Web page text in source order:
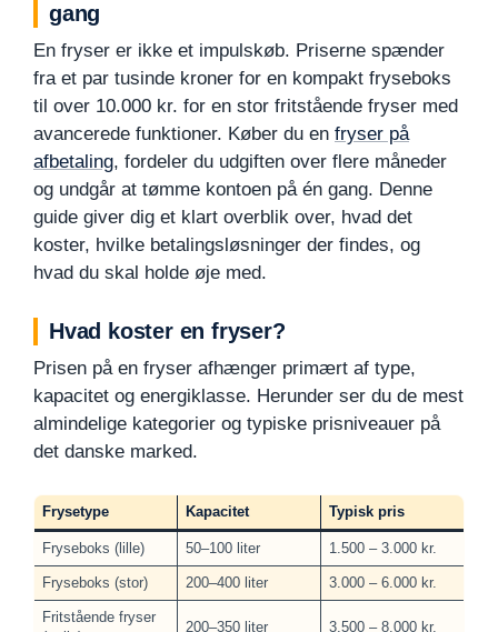
gang
En fryser er ikke et impulskøb. Priserne spænder
fra et par tusinde kroner for en kompakt fryseboks
til over 10.000 kr. for en stor fritstående fryser med
avancerede funktioner. Køber du en fryser på
afbetaling, fordeler du udgiften over flere måneder
og undgår at tømme kontoen på én gang. Denne
guide giver dig et klart overblik over, hvad det
koster, hvilke betalingsløsninger der findes, og
hvad du skal holde øje med.
Hvad koster en fryser?
Prisen på en fryser afhænger primært af type,
kapacitet og energiklasse. Herunder ser du de mest
almindelige kategorier og typiske prisniveauer på
det danske marked.
Frysetype Kapacitet Typisk pris
Fryseboks (lille) 50–100 liter 1.500 – 3.000 kr.
Fryseboks (stor) 200–400 liter 3.000 – 6.000 kr.
Fritstående fryser
200–350 liter 3.500 – 8.000 kr.